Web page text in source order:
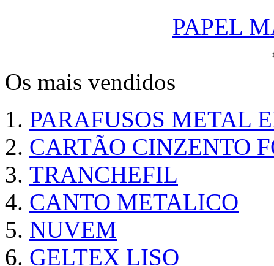
PAPEL
Os mais vendidos
PARAFUSOS METAL
CARTÃO CINZENTO
TRANCHEFIL
CANTO METALICO
NUVEM
GELTEX LISO